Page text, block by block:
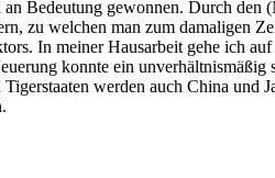
Bedeutung gewonnen. Durch
zu welchen man zum damaligen
In meiner Hausarbeit gehe ich
konnte ein
werden auch China